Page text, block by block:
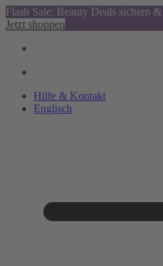
Flash Sale: Beauty Deals sichern
Jetzt shoppen
Hilfe & Kontakt
Englisch